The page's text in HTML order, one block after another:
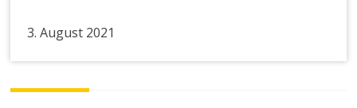
3. August 2021